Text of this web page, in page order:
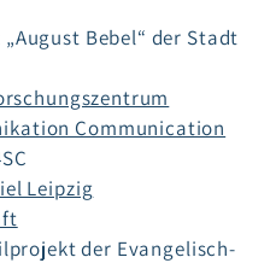
Bebel“ der Stadt
Communication
Leipzig
der Evangelisch-